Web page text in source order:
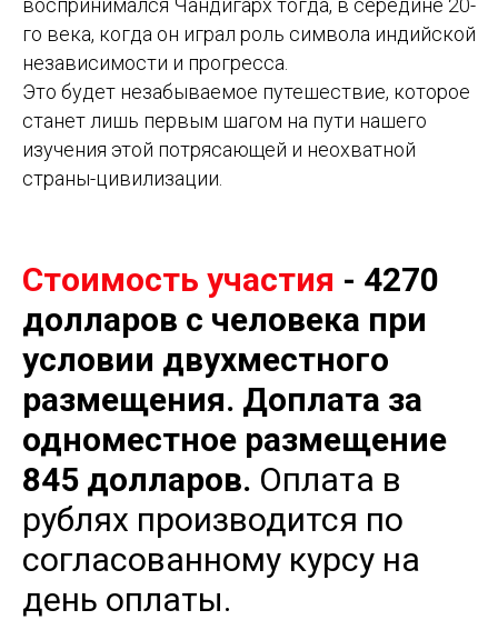
воспринимался Чандигарх тогда, в середине 20-
го века, когда он играл роль символа индийской
независимости и прогресса.
Это будет незабываемое путешествие, которое
станет лишь первым шагом на пути нашего
изучения этой потрясающей и неохватной
страны-цивилизации.
Стоимость участия - 4270
долларов с человека при
условии двухместного
размещения. Доплата за
одноместное размещение
845 долларов. Оплата в
рублях производится по
согласованному курсу на
день оплаты.